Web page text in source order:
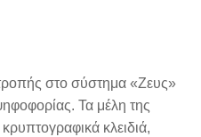
στο σύστημα «Ζευς»
Τα μέλη της
κλειδιά,